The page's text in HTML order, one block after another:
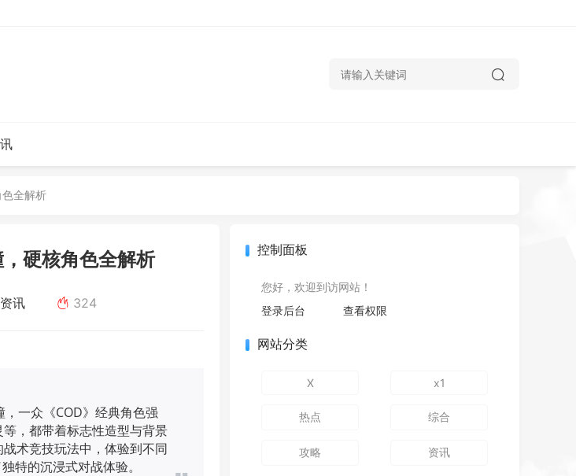
全解析
硬核角色全解析
资讯 324
一众《COD》经典角色强
，都带着标志性造型与背景
术竞技玩法中，体验到不同
特的沉浸式对战体验。
控制面板
您好，欢迎到访网站！
登录后台
查看权限
网站分类
X x1
热点 综合
攻略 资讯